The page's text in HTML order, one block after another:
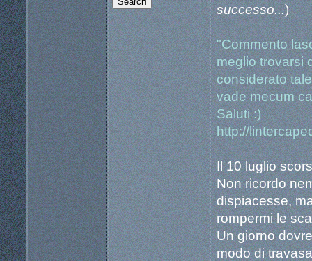
successo...)
"Commento
meglio trovarsi
considerato
vade mecum
Saluti :)
http://
Il 10 luglio
Non ricordo
dispiacesse,
rompermi le
Un giorno
modo di